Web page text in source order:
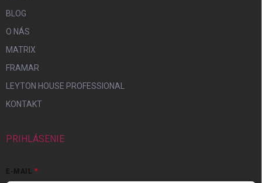
BLOG
O NÁS
MATRIX
FRAMAR
LEYTON HOUSE PROFESSIONAL
KONTAKT
PRIHLÁSENIE
E-MAIL